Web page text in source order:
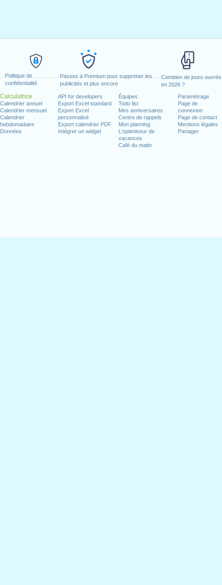
Politique de
confidentialité
Passez à Premium pour supprimer les
publicités et plus encore
Combien de jours ouvrés
en 2026 ?
Calculatrice
Calendrier annuel
Calendrier mensuel
Calendrier
hebdomadaire
Données
API for developers
Export Excel standard
Export Excel
personnalisé
Export calendrier PDF
Intégrer un widget
Équipes
Todo list
Mes anniversaires
Centre de rappels
Mon planning
L'optimiseur de
vacances
Café du matin
Paramétrage
Page de
connexion
Page de contact
Mentions légales
Partager